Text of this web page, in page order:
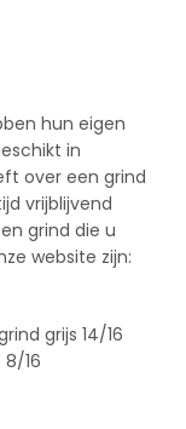
hun eigen
in
over een grind
vrijblijvend
grind die u
website zijn:
grijs 14/16
16